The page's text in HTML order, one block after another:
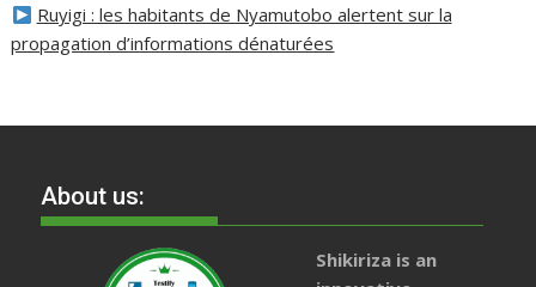
Ruyigi : les habitants de Nyamutobo alertent sur la
propagation d’informations dénaturées
About us:
Shikiriza is an